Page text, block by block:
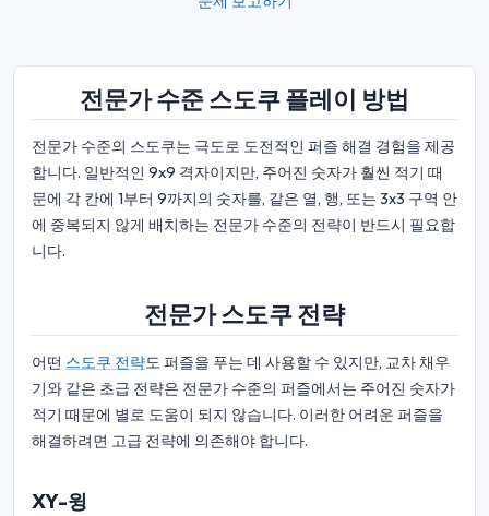
전문가 수준 스도쿠 플레이 방법
전문가 수준의 스도쿠는 극도로 도전적인 퍼즐 해결 경험을 제공
합니다. 일반적인 9x9 격자이지만, 주어진 숫자가 훨씬 적기 때
문에 각 칸에 1부터 9까지의 숫자를, 같은 열, 행, 또는 3x3 구역 안
에 중복되지 않게 배치하는 전문가 수준의 전략이 반드시 필요합
니다.
전문가 스도쿠 전략
어떤 스도쿠 전략도 퍼즐을 푸는 데 사용할 수 있지만, 교차 채우
기와 같은 초급 전략은 전문가 수준의 퍼즐에서는 주어진 숫자가
적기 때문에 별로 도움이 되지 않습니다. 이러한 어려운 퍼즐을
해결하려면 고급 전략에 의존해야 합니다.
XY-윙